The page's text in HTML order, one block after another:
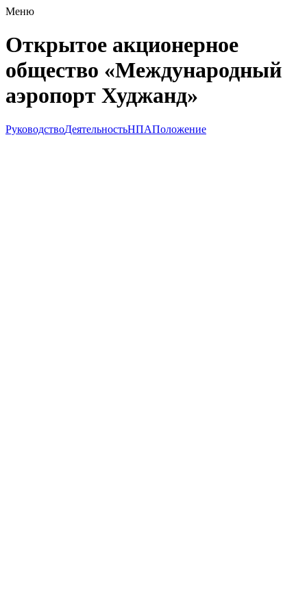
Меню
Открытое акционерное
общество «Международный
аэропорт Худжанд»
РуководствоДеятельностьНПАПоложение